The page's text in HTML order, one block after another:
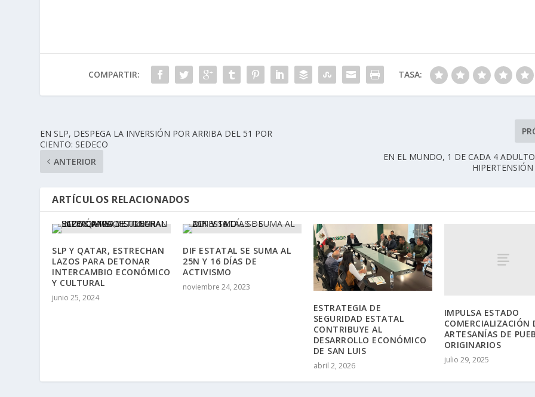
COMPARTIR: TASA:
EN SLP, DESPEGA LA INVERSIÓN POR ARRIBA DEL 51 POR
CIENTO: SEDECO
ANTERIOR
EN EL MUNDO, 1 DE CADA 4
ARTÍCULOS RELACIONADOS
SLP Y QATAR, ESTRECHAN
LAZOS PARA DETONAR
INTERCAMBIO ECONÓMICO
Y CULTURAL
junio 25, 2024
DIF ESTATAL SE SUMA AL
25N Y 16 DÍAS DE
ACTIVISMO
noviembre 24, 2023
ESTRATEGIA DE
SEGURIDAD ESTATAL
CONTRIBUYE AL
DESARROLLO ECONÓMICO
DE SAN LUIS
abril 2, 2026
IMPULSA ESTADO
COMERCIALIZACIÓN
ARTESANÍAS DE
ORIGINARIOS
julio 29, 2025